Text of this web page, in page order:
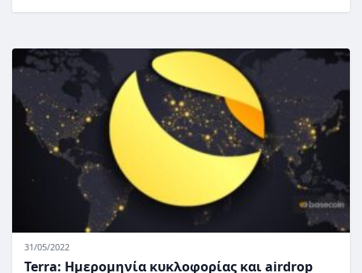
31/05/2022
Terra: Ημερομηνία κυκλοφορίας και airdrop